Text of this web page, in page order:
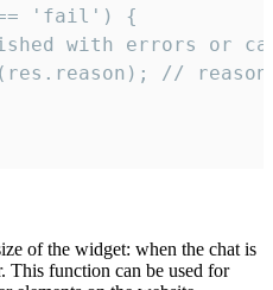
'fail') {
with errors or
//
of the widget: when the chat is
This function can be used for